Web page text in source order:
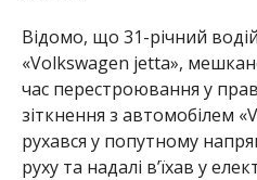
Відомо, що 31-річний
«Volkswagen jetta»,
час перестроювання у
зіткнення з автомобілем
рухався у попутному
руху та надалі в’їхав у